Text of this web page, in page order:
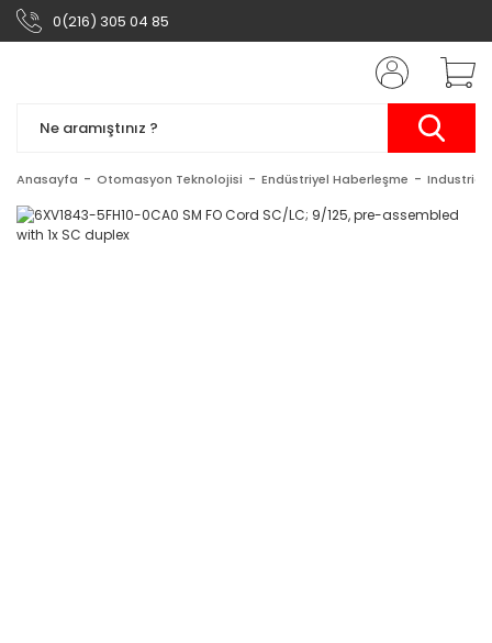
0(216) 305 04 85
Anasayfa Otomasyon Teknolojisi Endüstriyel Haberleşme Industrial